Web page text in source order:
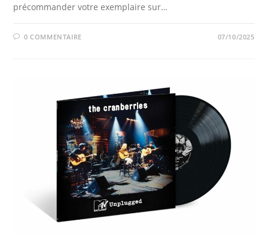
précommander votre exemplaire sur…
0 COMMENTAIRE 07/10/2025